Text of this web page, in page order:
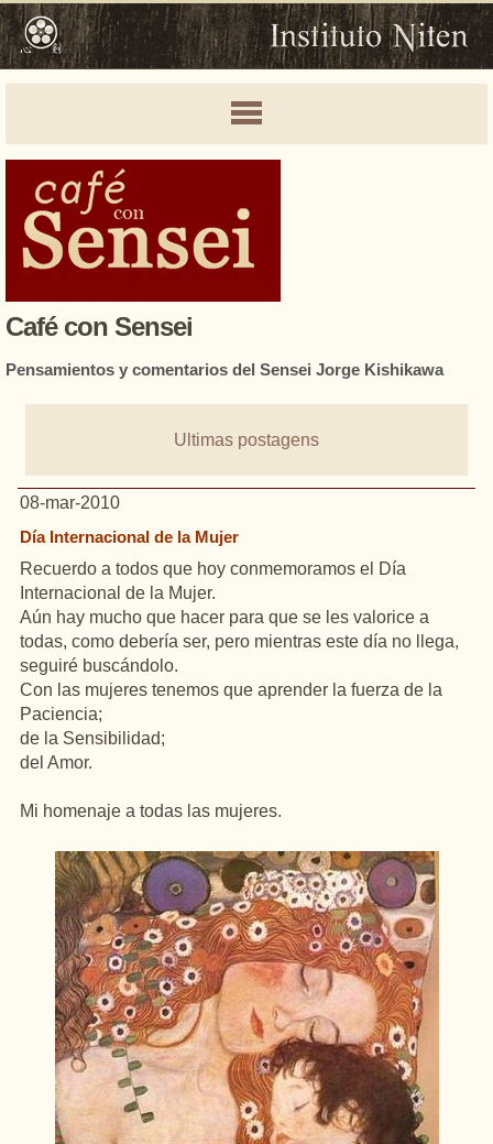
Café con Sensei
Pensamientos y comentarios del Sensei Jorge Kishikawa
Ultimas postagens
08-mar-2010
Día Internacional de la Mujer
Recuerdo a todos que hoy conmemoramos el Día
Internacional de la Mujer.
Aún hay mucho que hacer para que se les valorice a
todas, como debería ser, pero mientras este día no llega,
seguiré buscándolo.
Con las mujeres tenemos que aprender la fuerza de la
Paciencia;
de la Sensibilidad;
del Amor.
Mi homenaje a todas las mujeres.